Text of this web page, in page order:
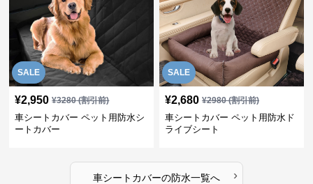
SALE
¥2,950 ¥3280(割引前)
車シートカバー ペット用防水シ
ートカバー
SALE
¥2,680 ¥2980(割引前)
車シートカバー ペット用防水ド
ライブシート
車シートカバーの防水一覧へ ›